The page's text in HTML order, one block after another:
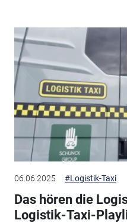
06.06.2025 #Logistik-Taxi
Das hören die
Logistik-Taxi-